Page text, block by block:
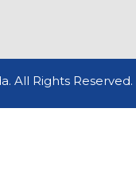
All Rights Reserved.